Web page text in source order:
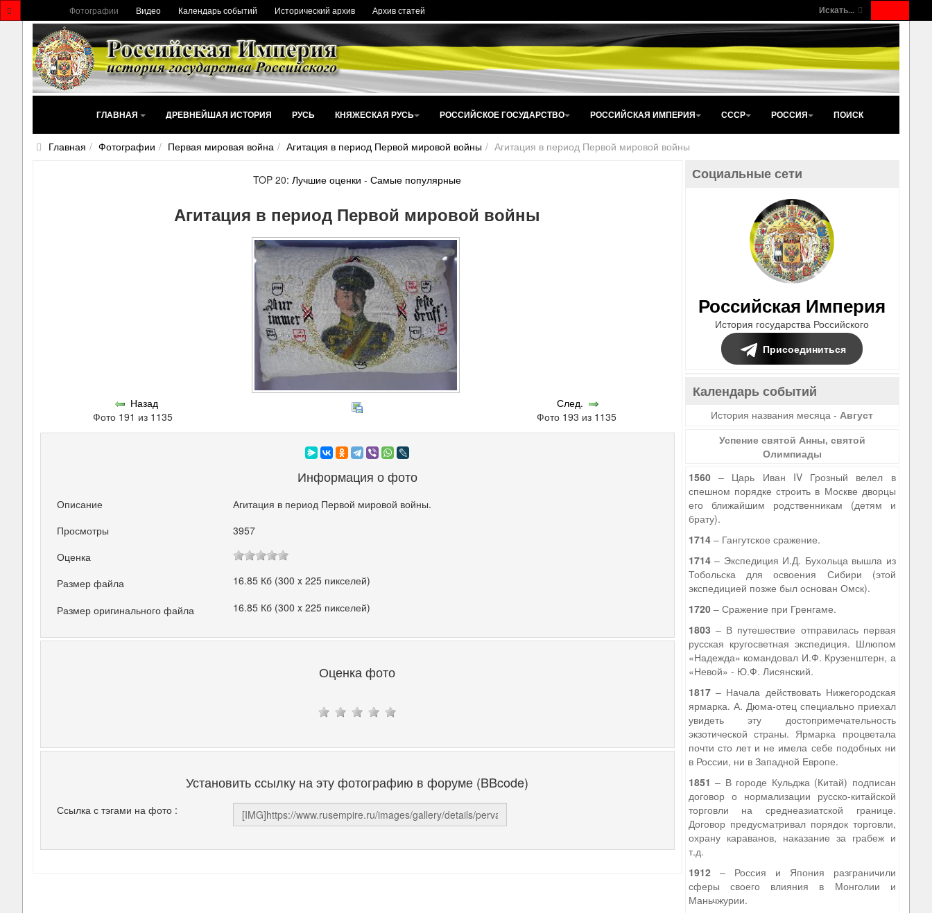
Искать...
Фотографии Видео Календарь событий Исторический архив Архив статей
ГЛАВНАЯ ДРЕВНЕЙШАЯ ИСТОРИЯ РУСЬ КНЯЖЕСКАЯ РУСЬ РОССИЙСКОЕ ГОСУДАРСТВО РОССИЙСКАЯ ИМПЕРИЯ СССР РОССИЯ ПОИСК
Главная Фотографии Первая мировая война Агитация в период Первой мировой войны Агитация в период Первой мировой войны
TOP 20:Лучшие оценки -Самые популярные
Агитация в период Первой мировой войны
Назад
Фото 191 из 1135
След.
Фото 193 из 1135
Информация о фото
Описание
Агитация в период Первой мировой войны.
Просмотры
3957
Оценка
Размер файла
16.85 Кб (300 x 225 пикселей)
Размер оригинального файла 16.85 Кб (300 x 225 пикселей)
Оценка фото
Установить ссылку на эту фотографию в форуме (BBcode)
Ссылка с тэгами на фото :
Социальные сети
Российская Империя
История государства Российского
Присоединиться
Календарь событий
История названия месяца -Август
Успение святой Анны, святой
Олимпиады
1560– Царь Иван IV Грозный велел в
спешном порядке строить в Москве дворцы
его ближайшим родственникам (детям и
брату).
1714– Гангутское сражение.
1714– Экспедиция И.Д. Бухольца вышла из
Тобольска для освоения Сибири (этой
экспедицией позже был основан Омск).
1720– Сражение при Гренгаме.
1803 – В путешествие отправилась первая
русская кругосветная экспедиция. Шлюпом
«Надежда» командовал И.Ф. Крузенштерн, а
«Невой» - Ю.Ф. Лисянский.
1817– Начала действовать Нижегородская
ярмарка. А. Дюма-отец специально приехал
увидеть эту достопримечательность
экзотической страны. Ярмарка процветала
почти сто лет и не имела себе подобных ни
в России, ни в Западной Европе.
1851 – В городе Кульджа (Китай) подписан
договор о нормализации русско-китайской
торговли на среднеазиатской границе.
Договор предусматривал порядок торговли,
охрану караванов, наказание за грабеж и
т.д.
1912– Россия и Япония разграничили
сферы своего влияния в Монголии и
Маньчжурии.